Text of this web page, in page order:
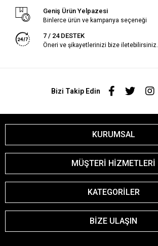
Geniş Ürün Yelpazesi
Binlerce ürün ve kampanya seçeneği
7 / 24 DESTEK
Öneri ve şikayetlerinizi bize iletebilirsiniz.
Bizi Takip Edin
KURUMSAL
MÜŞTERİ HİZMETLERİ
KATEGORİLER
BİZE ULAŞIN